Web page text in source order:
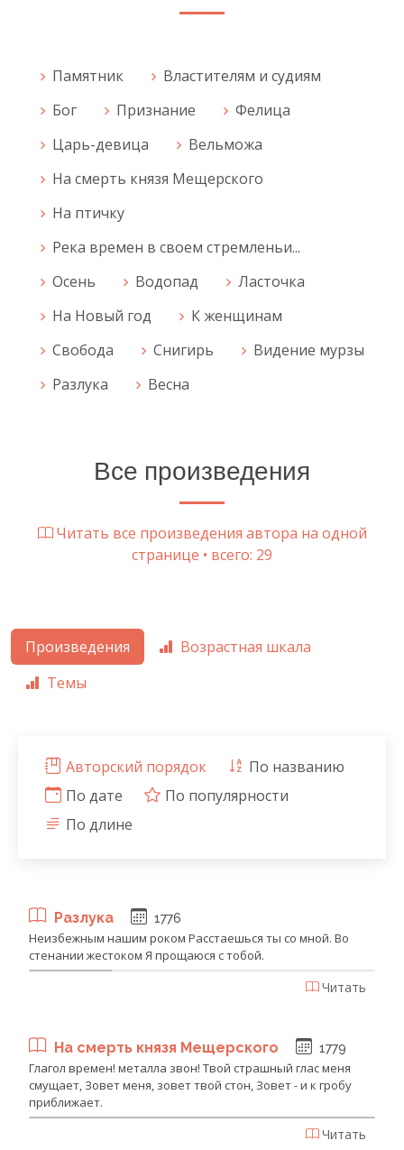
Памятник
Властителям и судиям
Бог
Признание
Фелица
Царь-девица
Вельможа
На смерть князя Мещерского
На птичку
Река времен в своем стремленьи...
Осень
Водопад
Ласточка
На Новый год
К женщинам
Свобода
Снигирь
Видение мурзы
Разлука
Весна
Все произведения
Читать все произведения автора на одной
странице • всего: 29
Произведения
Возрастная шкала
Темы
Авторский порядок
По названию
По дате
По популярности
По длине
Разлука 1776
Неизбежным нашим роком Расстаешься ты со мной. Во
стенании жестоком Я прощаюся с тобой.
Читать
На смерть князя Мещерского 1779
Глагол времен! металла звон! Твой страшный глас меня
смущает, Зовет меня, зовет твой стон, Зовет - и к гробу
приближает.
Читать